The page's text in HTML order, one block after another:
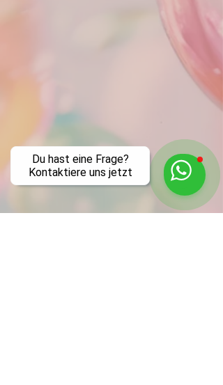
Du hast eine Frage?
Kontaktiere uns jetzt